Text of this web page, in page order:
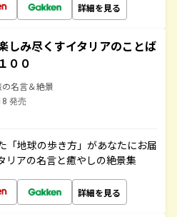
詳細を見る
しみ尽くすイタリアのことば
００
の名言＆絶景
発売
「地球の歩き方」があなたにお届
リアの名言と癒やしの絶景集
詳細を見る